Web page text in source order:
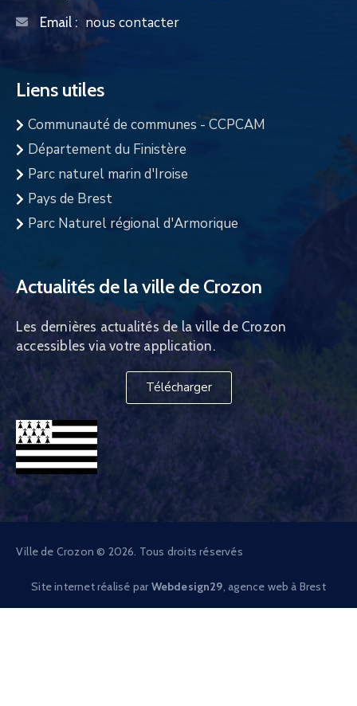
Email : nous contacter
Liens utiles
Communauté de communes - CCPCAM
Département du Finistère
Parc naturel marin d'Iroise
Pays de Brest
Parc Naturel régional d'Armorique
Actualités de la ville de Crozon
Les dernières actualités de la ville de Crozon
accessibles via votre application.
Télécharger
Ville de Crozon © 2026. Tous droits réservés
Site internet réalisé par Webdesign29 , agence web à Brest